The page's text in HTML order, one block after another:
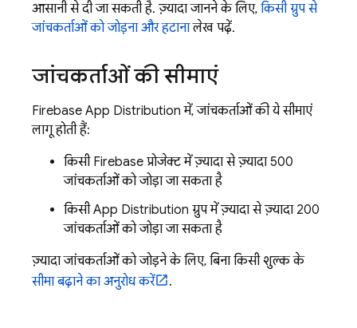
आसानी से दी जा सकती है. ज़्यादा जानने के लिए, किसी ग्रुप से
जांचकर्ताओं को जोड़ना और हटानालेख पढ़ें.
जांचकर्ताओं की सीमाएं
Firebase App Distribution में, जांचकर्ताओं की ये सीमाएं
लागू होती हैं:
किसी Firebase प्रोजेक्ट में ज़्यादा से ज़्यादा 500
जांचकर्ताओं को जोड़ा जा सकता है
किसीApp Distribution ग्रुप में ज़्यादा से ज़्यादा 200
जांचकर्ताओं को जोड़ा जा सकता है
ज़्यादा जांचकर्ताओं को जोड़ने के लिए, बिना किसी शुल्क के
सीमा बढ़ाने का अनुरोध करें
.